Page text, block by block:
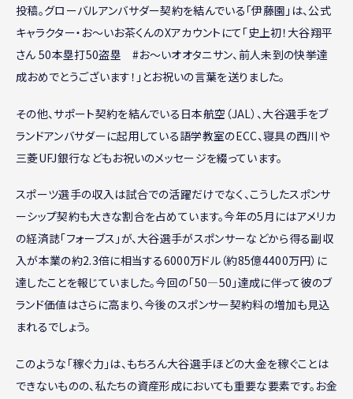
投稿。グローバルアンバサダー契約を結んでいる「伊藤園」は、公式
キャラクター・お〜いお茶くんのXアカウントにて「史上初！大谷翔平
さん 50本塁打50盗塁 #お～いオオタニサン、前人未到の快挙達
成おめでとうございます！」とお祝いの言葉を送りました。
その他、サポート契約を結んでいる日本航空（JAL）、大谷選手をブ
ランドアンバサダーに起用している語学教室のECC、寝具の西川や
三菱UFJ銀行などもお祝いのメッセージを綴っています。
スポーツ選手の収入は試合での活躍だけでなく、こうしたスポンサ
ーシップ契約も大きな割合を占めています。今年の5月にはアメリカ
の経済誌「フォーブス」が、大谷選手がスポンサーなどから得る副収
入が本業の約2.3倍に相当する6000万ドル（約85億4400万円）に
達したことを報じていました。今回の「50―50」達成に伴って彼のブ
ランド価値はさらに高まり、今後のスポンサー契約料の増加も見込
まれるでしょう。
このような「稼ぐ力」は、もちろん大谷選手ほどの大金を稼ぐことは
できないものの、私たちの資産形成においても重要な要素です。お金